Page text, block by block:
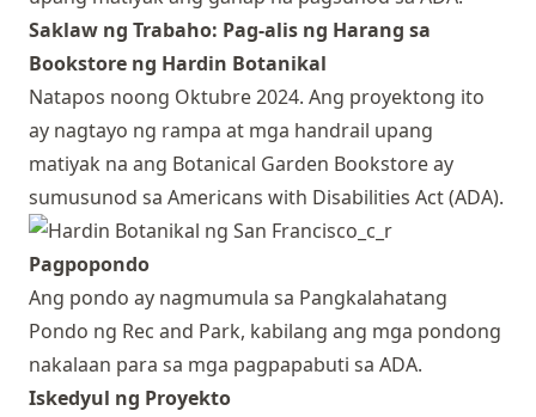
Saklaw ng Trabaho: Pag-alis ng Harang sa
Bookstore ng Hardin Botanikal
Natapos noong Oktubre 2024. Ang proyektong ito
ay nagtayo ng rampa at mga handrail upang
matiyak na ang Botanical Garden Bookstore ay
sumusunod sa Americans with Disabilities Act (ADA).
Pagpopondo
Ang pondo ay nagmumula sa Pangkalahatang
Pondo ng Rec and Park, kabilang ang mga pondong
nakalaan para sa mga pagpapabuti sa ADA.
Iskedyul ng Proyekto